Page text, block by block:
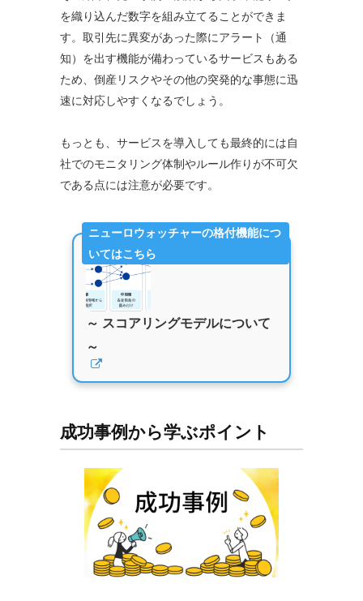
を織り込んだ数字を組み立てることができま
す。取引先に異変があった際にアラート（通
知）を出す機能が備わっているサービスもある
ため、倒産リスクやその他の突発的な事態に迅
速に対応しやすくなるでしょう。
もっとも、サービスを導入しても最終的には自
社でのモニタリング体制やルール作りが不可欠
である点には注意が必要です。
ニューロウォッチャーの格付機能につ
いてはこちら
～ スコアリングモデルについて
～
成功事例から学ぶポイント